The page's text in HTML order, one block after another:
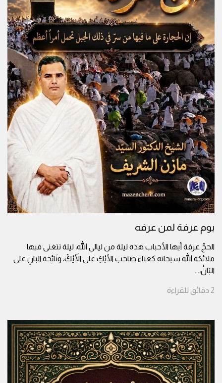
يوم عرفة لمن عرفه
الحجّ عرفة أيها الأحباب هذه ليلة من ليالي الله، ليلة تتغنى فيها
ملائكة الله سبحانه كغناء صاحب الأيْكِ على الأَيْكْ، ونَائِحة البانِ على
البَانْ،...
2 دقائق للقراءة